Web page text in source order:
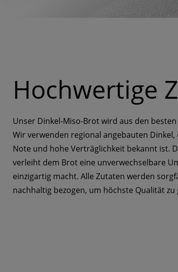
Hochwertige
Unser Dinkel-Miso-Brot wird aus den
Wir verwenden regional angebauten
Note und hohe Verträglichkeit bekannt ist.
verleiht dem Brot eine unverwechselbare
einzigartig macht. Alle Zutaten werden
nachhaltig bezogen, um höchste Qualität zu